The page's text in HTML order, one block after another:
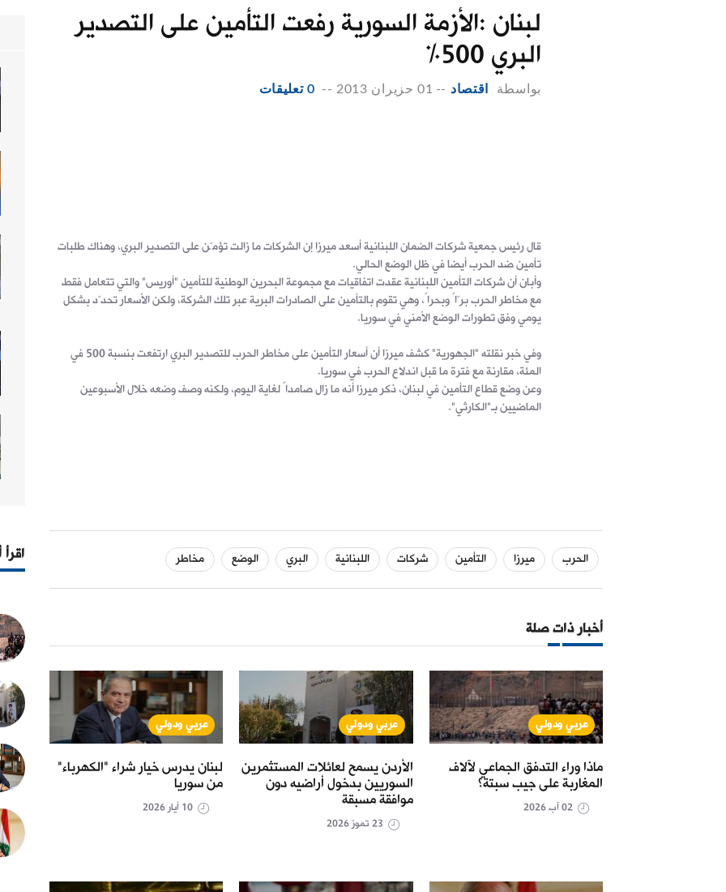
لبنان :الأزمة السورية رفعت التأمين على التصدير
البري 500%
بواسطة اقتصاد -- 01 حزيران 2013 -- 0 تعليقات
قال رئيس جمعية شركات الضمان اللبنانية أسعد ميرزا إن الشركات ما زالت تؤمّن على التصدير البري، وهناك طلبات
تأمين ضد الحرب أيضا في ظل الوضع الحالي.
وأبان أن شركات التأمين اللبنانية عقدت اتفاقيات مع مجموعة البحرين الوطنية للتأمين "أوريس" والتي تتعامل فقط
مع مخاطر الحرب برّاً وبحراً، وهي تقوم بالتأمين على الصادرات البرية عبر تلك الشركة، ولكن الأسعار تحدّد بشكل
يومي وفق تطورات الوضع الأمني في سوريا.
وفي خبر نقلته "الجهورية" كشف ميرزا أن أسعار التأمين على مخاطر الحرب للتصدير البري ارتفعت بنسبة 500 في
المئة، مقارنة مع فترة ما قبل اندلاع الحرب في سوريا.
وعن وضع قطاع التأمين في لبنان، ذكر ميرزا أنه ما زال صامداً لغاية اليوم، ولكنه وصف وضعه خلال الأسبوعين
الماضيين بـ"الكارثي".
الحرب ميرزا التأمين شركات اللبنانية البري الوضع مخاطر
أخبار ذات صلة
عربي ودولي
ماذا وراء التدفق الجماعي لآلاف
المغاربة على جيب سبتة؟
عربي ودولي
الأردن يسمح لعائلات المستثمرين
السوريين بدخول أراضيه دون
موافقة مسبقة
عربي ودولي
لبنان يدرس خيار شراء "الكهرباء"
من سوريا